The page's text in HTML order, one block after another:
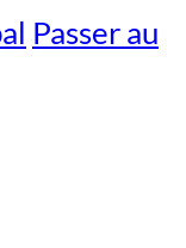
Passer au